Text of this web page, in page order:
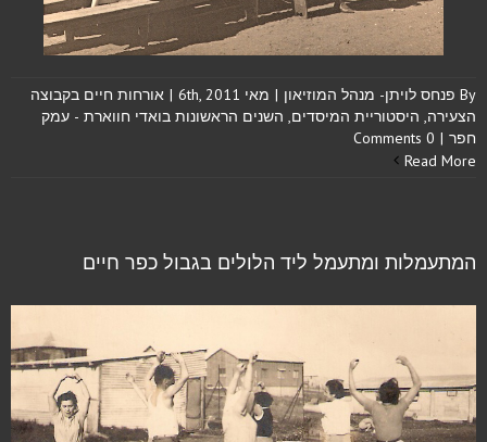
By פנחס לויתן- מנהל המוזיאון | מאי 6th, 2011 | אורחות חיים בקבוצה
הצעירה, היסטוריית המיסדים, השנים הראשונות בואדי חווארת - עמק
חפר |
0 Comments
Read More
המתעמלות ומתעמל ליד הלולים בגבול כפר חיים